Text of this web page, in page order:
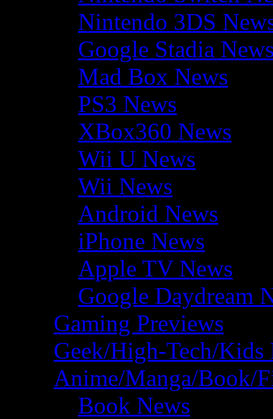
Nintendo 3DS
Google Stadia
Mad Box News
PS3 News
XBox360 News
Wii U News
Wii News
Android News
iPhone News
Apple TV News
Google Daydream
Gaming Previews
Geek/High-Tech/Kids
Anime/Manga/Book/
Book News